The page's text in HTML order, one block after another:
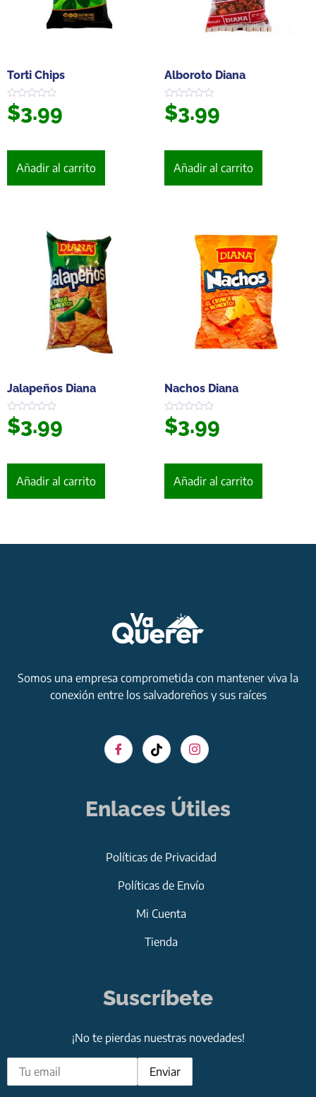
Torti Chips
Valorado
en
$3.99
Añadir al carrito
Alboroto Diana
Valorado
en
$3.99
Añadir al carrito
Jalapeños Diana
Valorado
en
$3.99
Añadir al carrito
Nachos Diana
Valorado
en
$3.99
Añadir al carrito
Somos una empresa comprometida con mantener viva la
conexión entre los salvadoreños y sus raíces
Enlaces Útiles
Políticas de Privacidad
Políticas de Envío
Mi Cuenta
Tienda
Suscríbete
¡No te pierdas nuestras novedades!